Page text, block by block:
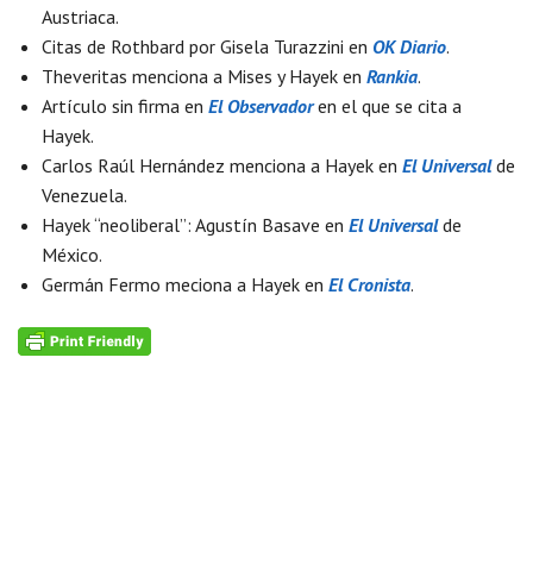
Austriaca.
Citas de Rothbard por Gisela Turazzini en OK Diario.
Theveritas menciona a Mises y Hayek en Rankia.
Artículo sin firma en El Observadoren el que se cita a
Hayek.
Carlos Raúl Hernández menciona a Hayek en El Universalde
Venezuela.
Hayek “neoliberal”: Agustín Basave en El Universalde
México.
Germán Fermo meciona a Hayek en El Cronista.